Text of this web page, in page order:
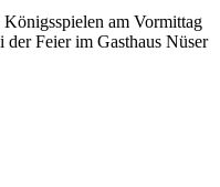
am Vormittag
der Feier im Gasthaus Nüser